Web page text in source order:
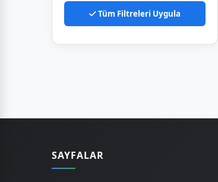
Tüm Filtreleri Uygula
SAYFALAR